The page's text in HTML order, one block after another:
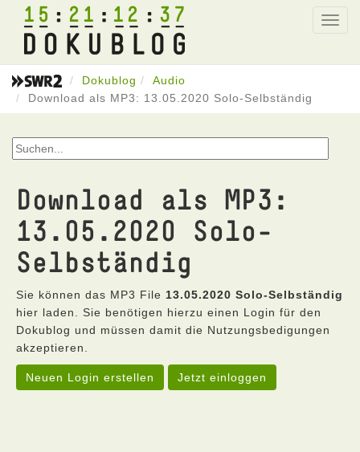
15 21 12 37
Dokublog
Audio
Download als MP3: 13.05.2020 Solo-Selbständig
Download als MP3:
13.05.2020 Solo-
Selbständig
Sie können das MP3 File 13.05.2020 Solo-Selbständig
hier laden. Sie benötigen hierzu einen Login für den
Dokublog und müssen damit die Nutzungsbedigungen
akzeptieren.
Neuen Login erstellen Jetzt einloggen